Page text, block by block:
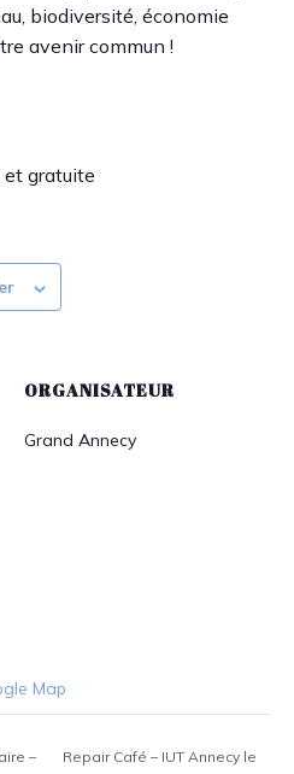
biodiversité, économie
avenir commun !
et gratuite
Map
ORGANISATEUR
Grand Annecy
–
Repair Café – IUT Annecy le